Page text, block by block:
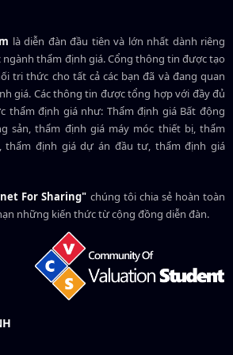
là diễn đàn đầu tiên và lớn nhất dành riêng
ngànhthẩm định giá. Cổng thông tin được tạo
tri thức cho tất cả các bạn đã và đang quan
giá. Các thông tin được tổng hợp với đầy đủ
thẩm định giá như: Thẩm định giá Bất động
sản, thẩm định giá máy móc thiết bị, thẩm
thẩm định giá dự án đầu tư, thẩm định giá
For Sharing" chúng tôi chia sẻ hoàn toàn
những kiến thức từ cộng đồng diễn đàn.